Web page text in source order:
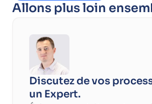
Allons plus loin
Discutez de vos
un Expert.